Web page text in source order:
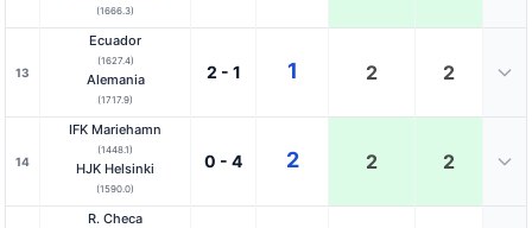
(1666.3)
13
Ecuador
(1627.4)
Alemania
(1717.9)
2 - 1 1 2 2
14
IFK Mariehamn
(1448.1)
HJK Helsinki
(1590.0)
0 - 4 2 2 2
R. Checa